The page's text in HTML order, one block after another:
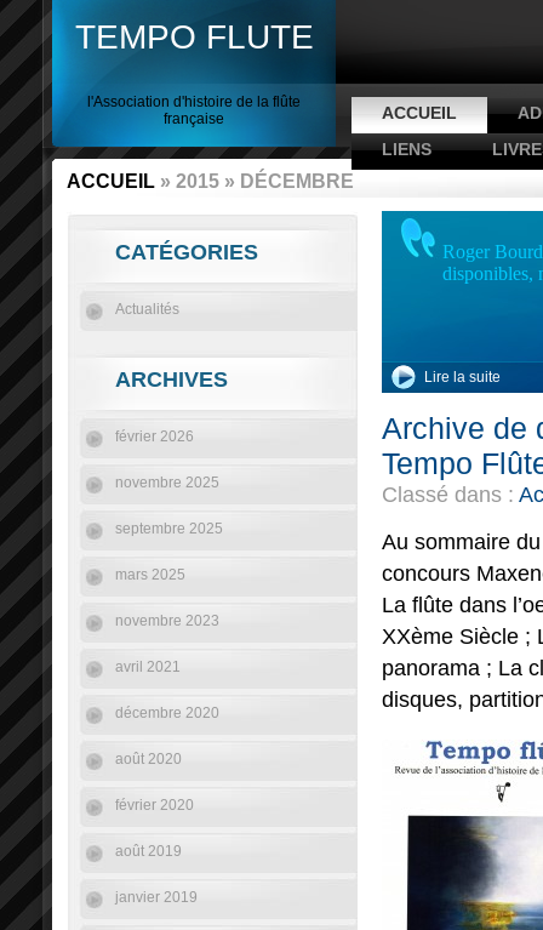
TEMPO FLUTE
l'Association d'histoire de la flûte
française
ACCUEIL
LIENS
ACCUEIL » 2015 » DÉCEMBRE
Roger
disponibles,
Lire la suite
Archive de
Tempo
Classé dans :
Au sommaire
concours
La flûte dans
XXème Siècle ;
panorama ; La
disques,
CATÉGORIES
Actualités
ARCHIVES
février 2026
novembre 2025
septembre 2025
mars 2025
novembre 2023
avril 2021
décembre 2020
août 2020
février 2020
août 2019
janvier 2019